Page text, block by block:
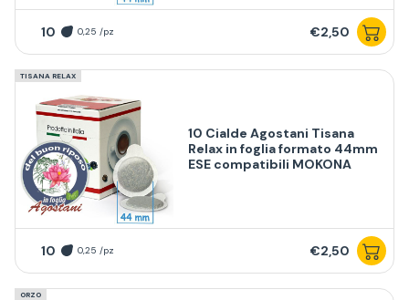
10 0,25 /pz €2,50
TISANA RELAX
10 Cialde Agostani Tisana
Relax in foglia formato 44mm
ESE compatibili MOKONA
10 0,25 /pz €2,50
ORZO